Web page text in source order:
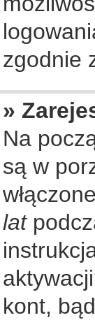
zgodnie
»
Na
są w
lat
kont,